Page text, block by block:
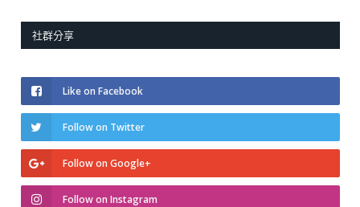
社群分享
Like on Facebook
Follow on Twitter
Follow on Google+
Follow on Instagram